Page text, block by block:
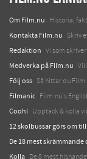
Om Film.nu Historia,
Kontakta Film.nu Skriv
Redaktion Vi som
Medverka på Film.nu
Följ oss Så hittar du
Filmanic Film.nu's
Coohl Upptäck & kolla
12 skolbussar görs om
De 18 mest
Kolla De 8 mest